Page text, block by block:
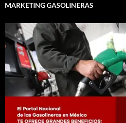
MARKETING GASOLINERAS